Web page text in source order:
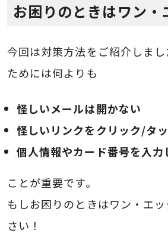
お困りのときはワン・
今回は対策方法をご紹介しま
ためには何よりも
怪しいメールは開かない
怪しいリンクをクリック/タ
個人情報やカード番号を入力
ことが重要です。
もしお困りのときはワン・エ
さい！